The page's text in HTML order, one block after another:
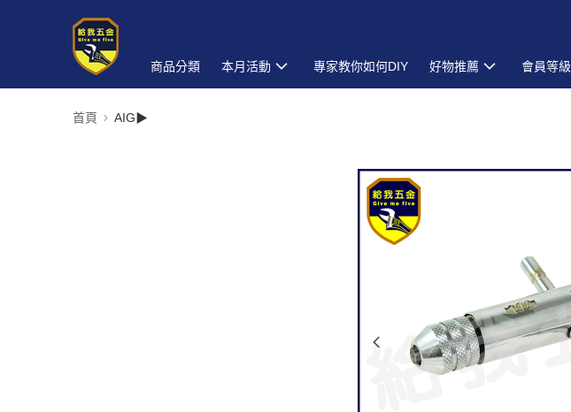
商品分類 本月活動 專家教你如何DIY 好物推薦 會員等級
首頁 AIG▶